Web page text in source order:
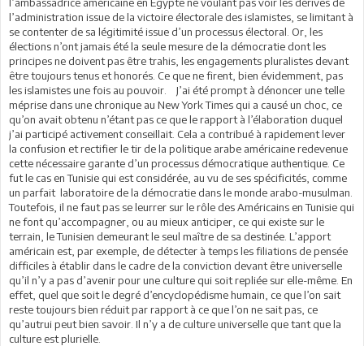
l’administration issue de la victoire électorale des islamistes, se limitant à
se contenter de sa légitimité issue d’un processus électoral. Or, les
élections n’ont jamais été la seule mesure de la démocratie dont les
principes ne doivent pas être trahis, les engagements pluralistes devant
être toujours tenus et honorés. Ce que ne firent, bien évidemment, pas
les islamistes une fois au pouvoir. J’ai été prompt à dénoncer une telle
méprise dans une chronique au New York Times qui a causé un choc, ce
qu’on avait obtenu n’étant pas ce que le rapport à l’élaboration duquel
j’ai participé activement conseillait. Cela a contribué à rapidement lever
la confusion et rectifier le tir de la politique arabe américaine redevenue
cette nécessaire garante d’un processus démocratique authentique. Ce
fut le cas en Tunisie qui est considérée, au vu de ses spécificités, comme
un parfait laboratoire de la démocratie dans le monde arabo-musulman.
Toutefois, il ne faut pas se leurrer sur le rôle des Américains en Tunisie qui
ne font qu’accompagner, ou au mieux anticiper, ce qui existe sur le
terrain, le Tunisien demeurant le seul maître de sa destinée. L’apport
américain est, par exemple, de détecter à temps les filiations de pensée
difficiles à établir dans le cadre de la conviction devant être universelle
qu’il n’y a pas d’avenir pour une culture qui soit repliée sur elle-même. En
effet, quel que soit le degré d’encyclopédisme humain, ce que l’on sait
reste toujours bien réduit par rapport à ce que l’on ne sait pas, ce
qu’autrui peut bien savoir. Il n’y a de culture universelle que tant que la
culture est plurielle.